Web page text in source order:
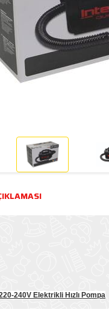
240V Elektrikli Hızlı Pompa